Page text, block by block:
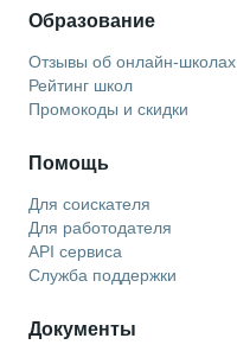
Образование
Отзывы об онлайн-школах
Рейтинг школ
Промокоды и скидки
Помощь
Для соискателя
Для работодателя
API сервиса
Служба поддержки
Документы